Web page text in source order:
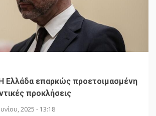
Ελλάδα επαρκώς προετοιμασμένη
προκλήσεις
2025 - 13:18